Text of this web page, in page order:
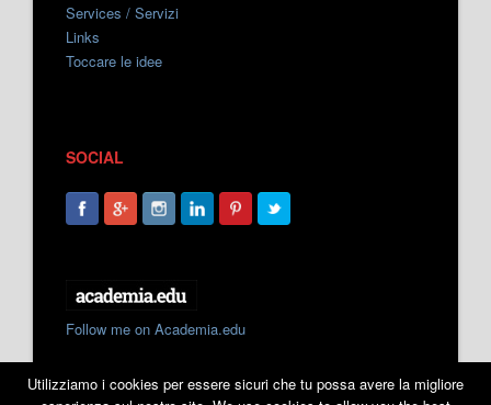
Services / Servizi
Links
Toccare le idee
SOCIAL
Follow me on Academia.edu
Utilizziamo i cookies per essere sicuri che tu possa avere la migliore